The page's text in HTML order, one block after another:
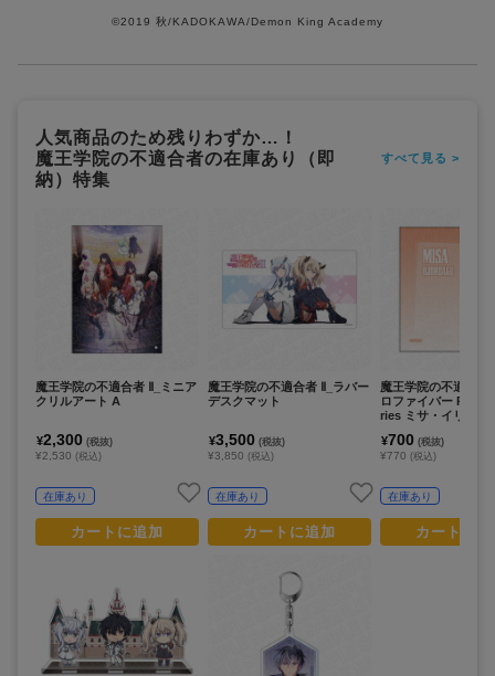
©2019 秋/KADOKAWA/Demon King Academy
人気商品のため残りわずか…！
魔王学院の不適合者の在庫あり（即
納）特集
すべて見る >
魔王学院の不適合者 Ⅱ_ミニア
クリルアート A
¥2,300 (税抜)
¥2,530 (税込)
在庫あり
カートに追加
魔王学院の不適合者 Ⅱ_ラバー
デスクマット
¥3,500 (税抜)
¥3,850 (税込)
在庫あり
カートに追加
魔王学院の不適合者
ロファイバー PALE
ries ミサ・イリオロ
¥700 (税抜)
¥770 (税込)
在庫あり
カートに